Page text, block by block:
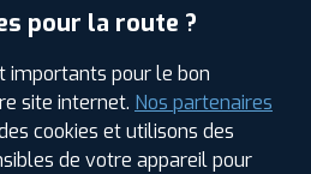
CE PNEU
pour la route ?
importants pour le bon
site internet. Nos partenaires
cookies et utilisons des
de votre appareil pour